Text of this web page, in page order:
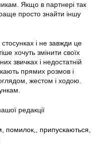
Якщо в партнері так
просто знайти іншу
і не завжди це
хочуть змінити своїх
звичках і недостатній
прямих розмов і
жестом і ходою.
редакції
, помилок,, припускаються,